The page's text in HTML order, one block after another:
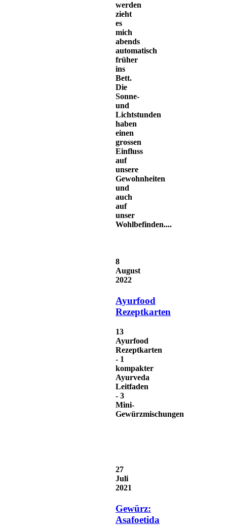
werden
zieht
es
mich
abends
automatisch
früher
ins
Bett.
Die
Sonne-
und
Lichtstunden
haben
einen
grossen
Einfluss
auf
unsere
Gewohnheiten
und
auch
auf
unser
Wohlbefinden....
8
August
2022
Ayurfood
Rezeptkarten
13
Ayurfood
Rezeptkarten
- 1
kompakter
Ayurveda
Leitfaden
- 3
Mini-
Gewürzmischungen
27
Juli
2021
Gewürz:
Asafoetida